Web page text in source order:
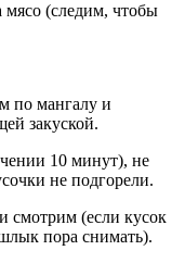
(следим, чтобы
по мангалу и
закуской.
10 минут), не
не подгорели.
смотрим (если кусок
пора снимать).